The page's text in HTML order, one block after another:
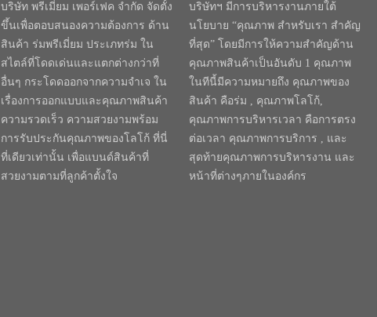
บริษัท พรีเมี่ยม เพอร์เฟค จำกัด จัดตั้ง
ขึ้นเพื่อตอบสนองความต้องการ ด้าน
สินค้า ร่มพรีเมี่ยม ประเภทร่ม ใน
สไตล์ที่โดดเด่นและแตกต่างกว่าที่
อื่นๆ กระโดดออกจากความจำเจ ใน
เรื่องการออกแบบและคุณภาพสินค้า
ความรวดเร็ว ความสวยงามพร้อม
การรับประกันคุณภาพของโลโก้ ที่นี่
ที่เดียวเท่านั้น เพื่อแบนด์สินค้าที่
สวยงามตามที่ลูกค้าตั้งใจ
บริษัทฯ มีการบริหารงานภายใต้
นโยบาย “คุณภาพ สำหรับเรา สำคัญ
ที่สุด” โดยมีการให้ความสำคัญด้าน
คุณภาพสินค้าเป็นอันดับ 1 คุณภาพ
ในทีนี้มีความหมายถึง คุณภาพของ
สินค้า คือร่ม , คุณภาพโลโก้,
คุณภาพการบริหารเวลา คือการตรง
ต่อเวลา คุณภาพการบริการ , และ
สุดท้ายคุณภาพการบริหารงาน และ
หน้าที่ต่างๆภายในองค์กร